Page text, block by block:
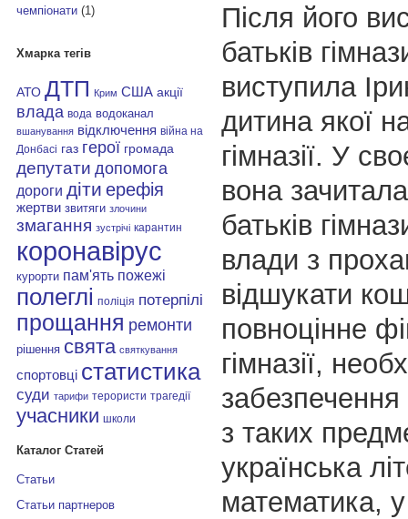
чемпіонати(1)
Хмарка тегів
АТО ДТП Крим США акції
влада вода водоканал
вшанування відключення війна на
Донбасі газ герої громада
депутати допомога
дороги діти ерефія
жертви звитяги злочини
змагання зустрічі карантин
коронавірус
курорти пам'ять пожежі
полеглі поліція потерпілі
прощання ремонти
рішення свята святкування
спортовці статистика
суди тарифи терористи трагедії
учасники школи
Каталог Статей
Статьи
Статьи партнеров
Після його
батьків
виступила
дитина якої
гімназії. У
вона зачитала
батьків
влади з
відшукати
повноцінне
гімназії,
забезпечення
з таких
українська
математика, у